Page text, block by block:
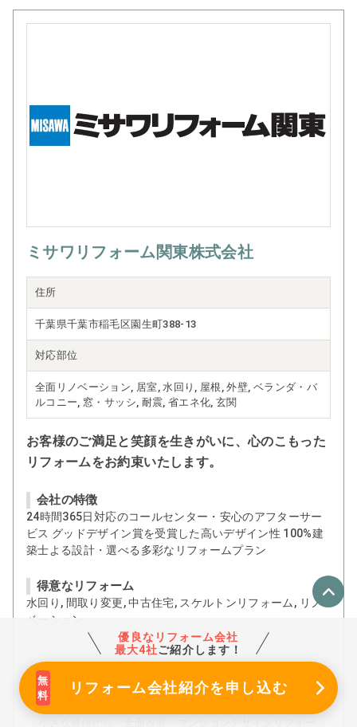
ミサワリフォーム関東株式会社
住所
千葉県千葉市稲毛区園生町388-13
対応部位
全面リノベーション, 居室, 水回り, 屋根, 外壁, ベランダ・バ
ルコニー, 窓・サッシ, 耐震, 省エネ化, 玄関
お客様のご満足と笑顔を生きがいに、心のこもった
リフォームをお約束いたします。
会社の特徴
24時間365日対応のコールセンター・安心のアフターサー
ビス グッドデザイン賞を受賞した高いデザイン性 100%建
築士よる設計・選べる多彩なリフォームプラン
得意なリフォーム
水回り, 間取り変更, 中古住宅, スケルトンリフォーム, リノ
ベーション
お客様へメッセージ
営業・設計・現場監督・アドバイザー、各専門のスタッフ
がお客様の立場に立った住まいづくりを目指します。
優良なリフォーム会社
最大4社ご紹介します！
リフォーム会社紹介を申し込む